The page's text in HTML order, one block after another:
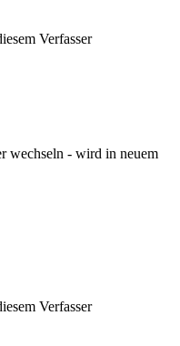
Verfasser
wechseln - wird in neuem
Verfasser